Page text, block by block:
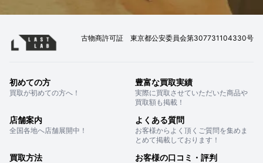
古物商許可証 東京都公安委員会第307731104330号
初めての方
買取が初めての方へ！
豊富な買取実績
実際に買取させていただいた商品や
買取額も掲載！
店舗案内
全国各地へ店舗展開中！
よくある質問
お客様からよく頂くご質問を集めま
とめて掲載しております！
買取方法 お客様の口コミ・評判